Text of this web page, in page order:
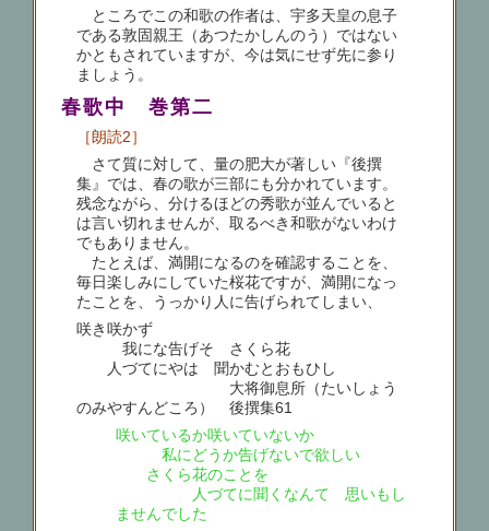
ところでこの和歌の作者は、宇多天皇の息子
である敦固親王（あつたかしんのう）ではない
かともされていますが、今は気にせず先に参り
ましょう。
春歌中 巻第二
［朗読2］
さて質に対して、量の肥大が著しい『後撰
集』では、春の歌が三部にも分かれています。
残念ながら、分けるほどの秀歌が並んでいると
は言い切れませんが、取るべき和歌がないわけ
でもありません。
たとえば、満開になるのを確認することを、
毎日楽しみにしていた桜花ですが、満開になっ
たことを、うっかり人に告げられてしまい、
咲き咲かず
我にな告げそ さくら花
人づてにやは 聞かむとおもひし
大将御息所（たいしょう
のみやすんどころ） 後撰集61
咲いているか咲いていないか
私にどうか告げないで欲しい
さくら花のことを
人づてに聞くなんて 思いもし
ませんでした